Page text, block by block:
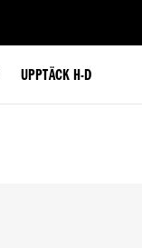
UPPTÄCK H-D